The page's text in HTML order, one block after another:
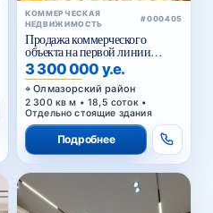
КОММЕРЧЕСКАЯ
НЕДВИЖИМОСТЬ
#000405
Продажа коммерческого
объекта на первой линии
Кольцевой дороги в Ташкенте
3 300 000 у.е.
Олмазорский район
2 300 кв м • 18,5 соток •
Отдельно стоящие здания
Подробнее